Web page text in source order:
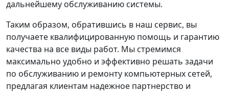
дальнейшему обслуживанию системы.
Таким образом, обратившись в наш сервис, вы
получаете квалифицированную помощь и гарантию
качества на все виды работ. Мы стремимся
максимально удобно и эффективно решать задачи
по обслуживанию и ремонту компьютерных сетей,
предлагая клиентам надежное партнерство и